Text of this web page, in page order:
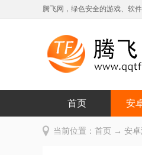
腾飞网，绿色安全的游戏、软件
首页 安
当前位置： 首页 → 安